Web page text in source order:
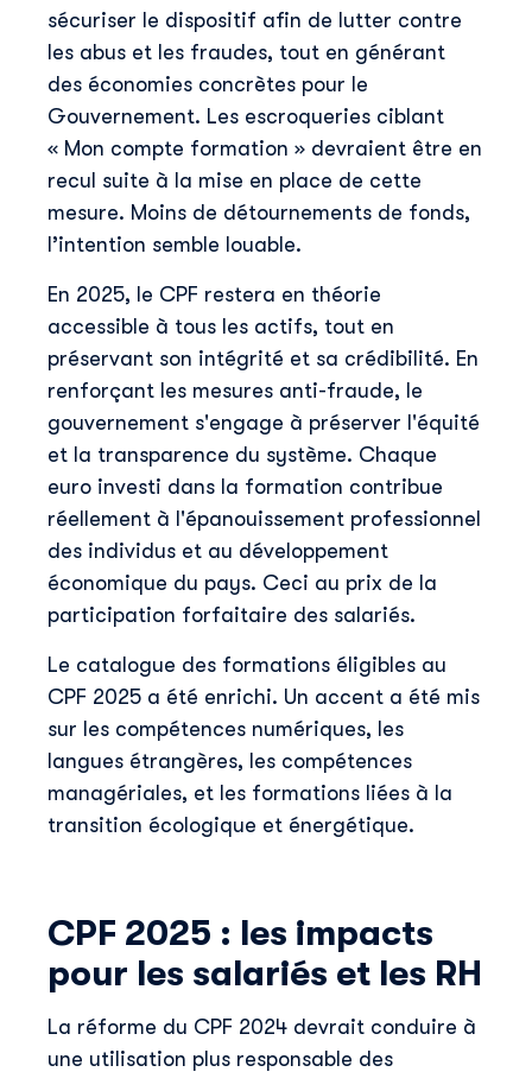
Découvrir Skillup
Prénom*
Nom*
E-mail professionnel
Téléphone*
Skillup utilise vos informations pour vous fournir du
contenu pertinent sur nos produits et services. Vous
détails, consultez notrepolitique de confidentialité
sécuriser le dispositif afin de lutter contre
les abus et les fraudes, tout en générant
des économies concrètes pour le
Gouvernement. Les escroqueries ciblant
« Mon compte formation » devraient être en
recul suite à la mise en place de cette
mesure. Moins de détournements de fonds,
l’intention semble louable.
En 2025, le CPF restera en théorie
accessible à tous les actifs, tout en
préservant son intégrité et sa crédibilité. En
renforçant les mesures anti-fraude, le
gouvernement s'engage à préserver l'équité
et la transparence du système. Chaque
euro investi dans la formation contribue
réellement à l'épanouissement professionnel
des individus et au développement
économique du pays. Ceci au prix de la
participation forfaitaire des salariés.
Le catalogue des formations éligibles au
CPF 2025 a été enrichi. Un accent a été mis
sur les compétences numériques, les
langues étrangères, les compétences
managériales, et les formations liées à la
transition écologique et énergétique.
CPF 2025 : les impacts
pour les salariés et les RH
La réforme du CPF 2024 devrait conduire à
une utilisation plus responsable des